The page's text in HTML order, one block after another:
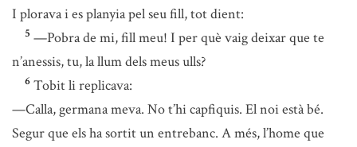
I plorava i es planyia pel seu fill, tot dient:
5 —Pobra de mi, fill meu! I per què vaig deixar que te
n’anessis, tu, la llum dels meus ulls?
6 Tobit li replicava:
—Calla, germana meva. No t’hi capfiquis. El noi està bé.
Segur que els ha sortit un entrebanc. A més, l’home que